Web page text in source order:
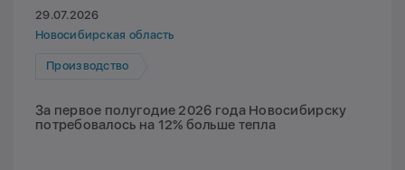
29.07.2026
Новосибирская область
Производство
За первое полугодие 2026 года Новосибирску
потребовалось на 12% больше тепла